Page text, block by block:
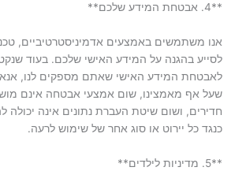
**4. אבטחת המידע שלכם**
אנו משתמשים באמצעים אדמיניסטרטיביים,
לסייע בהגנה על המידע האישי שלכם. בעוד
לאבטחת המידע האישי שאתם מספקים לנו, אנא
שעל אף מאמצינו, שום אמצעי אבטחה אינם
חדירים, ושום שיטת העברת נתונים אינה יכולה
כנגד כל יירוט או סוג אחר של שימוש לרעה.
**5. מדיניות לילדים**